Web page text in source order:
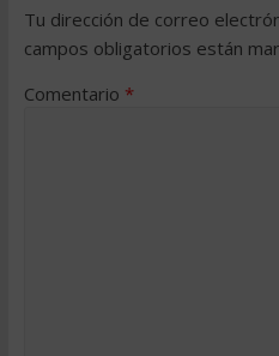
Tu dirección de correo
campos obligatorios están
Comentario *